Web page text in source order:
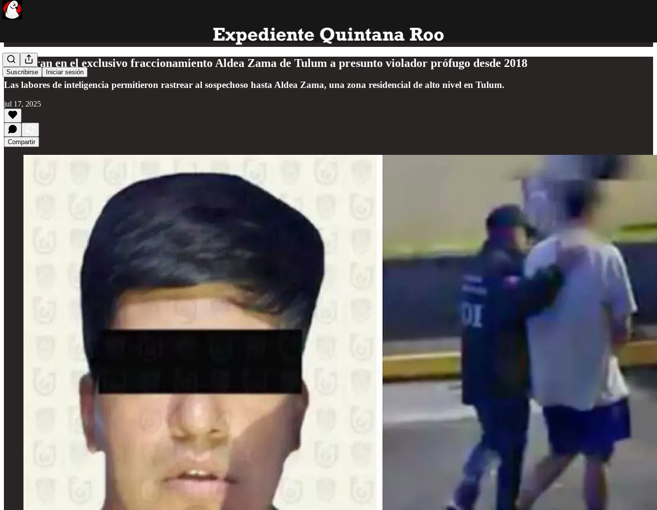
Suscribirse Iniciar sesión
Capturan en el exclusivo fraccionamiento Aldea Zama de Tulum a presunto violador prófugo desde 2018
Las labores de inteligencia permitieron rastrear al sospechoso hasta Aldea Zama, una zona residencial de alto nivel en Tulum.
jul 17, 2025
Compartir